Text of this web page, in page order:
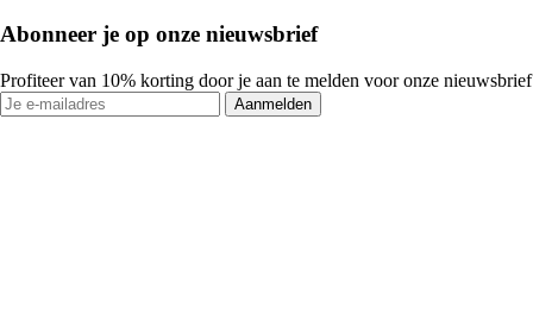
Abonneer je op onze nieuwsbrief
Profiteer van 10% korting door je aan te melden voor onze nieuwsbrief
Aanmelden